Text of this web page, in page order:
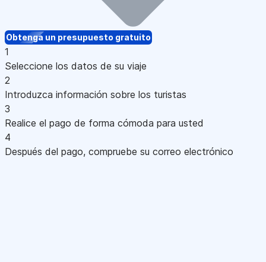
Obtenga un presupuesto gratuito
1
Seleccione los datos de su viaje
2
Introduzca información sobre los turistas
3
Realice el pago de forma cómoda para usted
4
Después del pago, compruebe su correo electrónico